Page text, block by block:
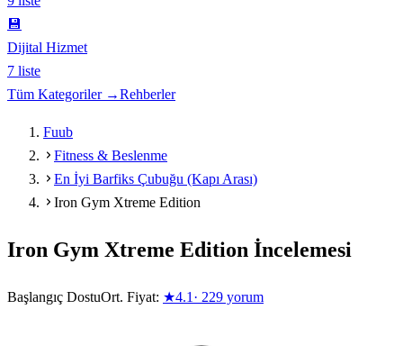
💾
Dijital Hizmet
7 liste
Tüm Kategoriler →Rehberler
Fuub
Fitness & Beslenme
En İyi Barfiks Çubuğu (Kapı Arası)
Iron Gym Xtreme Edition
Iron Gym Xtreme Edition İncelemesi
Başlangıç DostuOrt. Fiyat: ★4.1 · 229 yorum